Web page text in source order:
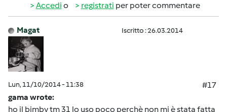
Accedi o registrati per poter commentare
Magat Iscritto : 26.03.2014
Lun, 11/10/2014 - 11:38
#17
gama wrote:
ho il bimby tm 31 lo uso poco perchè non mi è stata fatta